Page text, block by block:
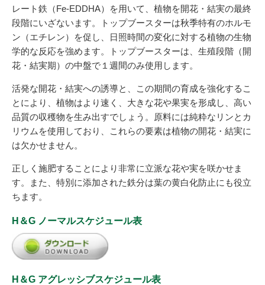
レート鉄（Fe-EDDHA）を用いて、植物を開花・結実の最終
段階にいざないます。トップブースターは秋季特有のホルモ
ン（エチレン）を促し、日照時間の変化に対する植物の生物
学的な反応を強めます。トップブースターは、生殖段階（開
花・結実期）の中盤で１週間のみ使用します。
活発な開花・結実への誘導と、この期間の育成を強化するこ
とにより、植物はより速く、大きな花や果実を形成し、高い
品質の収穫物を生み出すでしょう。原料には純粋なリンとカ
リウムを使用しており、これらの要素は植物の開花・結実に
は欠かせません。
正しく施肥することにより非常に立派な花や実を咲かせま
す。また、特別に添加された鉄分は葉の黄白化防止にも役立
ちます。
H＆G ノーマルスケジュール表
H＆G アグレッシブスケジュール表